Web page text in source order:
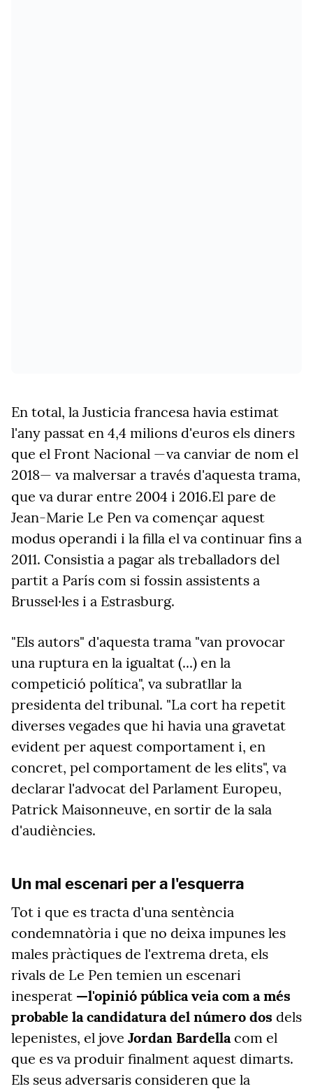
En total, la Justicia francesa havia estimat
l'any passat en 4,4 milions d'euros els diners
que el Front Nacional —va canviar de nom el
2018— va malversar a través d'aquesta trama,
que va durar entre 2004 i 2016.El pare de
Jean-Marie Le Pen va començar aquest
modus operandi i la filla el va continuar fins a
2011. Consistia a pagar als treballadors del
partit a París com si fossin assistents a
Brussel·les i a Estrasburg.
"Els autors" d'aquesta trama "van provocar
una ruptura en la igualtat (...) en la
competició política", va subratllar la
presidenta del tribunal. "La cort ha repetit
diverses vegades que hi havia una gravetat
evident per aquest comportament i, en
concret, pel comportament de les elits", va
declarar l'advocat del Parlament Europeu,
Patrick Maisonneuve, en sortir de la sala
d'audiències.
Un mal escenari per a l'esquerra
Tot i que es tracta d'una sentència
condemnatòria i que no deixa impunes les
males pràctiques de l'extrema dreta, els
rivals de Le Pen temien un escenari
inesperat —l'opinió pública veia com a més
probable la candidatura del número dos dels
lepenistes, el jove Jordan Bardellacom el
que es va produir finalment aquest dimarts.
Els seus adversaris consideren que la